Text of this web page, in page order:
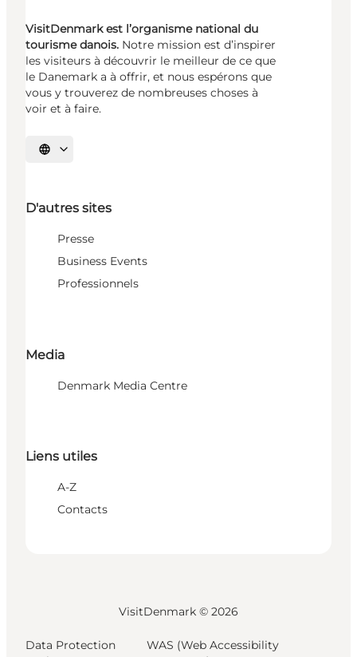
VisitDenmark est l’organisme national du
tourisme danois. Notre mission est d’inspirer
les visiteurs à découvrir le meilleur de ce que
le Danemark a à offrir, et nous espérons que
vous y trouverez de nombreuses choses à
voir et à faire.
Choisissez la langue
D'autres sites
Presse
Business Events
Professionnels
Media
Denmark Media Centre
Liens utiles
A-Z
Contacts
VisitDenmark © 2026
Data Protection
WAS (Web Accessibility